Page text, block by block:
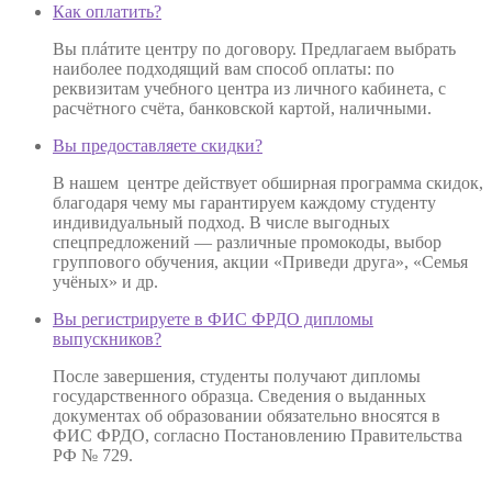
Как оплатить?
Вы плáтите центру по договору. Предлагаем выбрать
наиболее подходящий вам способ оплаты: по
реквизитам учебного центра из личного кабинета, с
расчётного счёта, банковской картой, наличными.
Вы предоставляете скидки?
В нашем центре действует обширная программа скидок,
благодаря чему мы гарантируем каждому студенту
индивидуальный подход. В числе выгодных
спецпредложений — различные промокоды, выбор
группового обучения, акции «Приведи друга», «Семья
учёных» и др.
Вы регистрируете в ФИС ФРДО дипломы
выпускников?
После завершения, студенты получают дипломы
государственного образца. Сведения о выданных
документах об образовании обязательно вносятся в
ФИС ФРДО, согласно Постановлению Правительства
РФ № 729.